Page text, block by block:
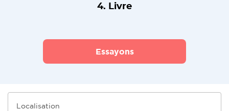
4. Livre
Essayons